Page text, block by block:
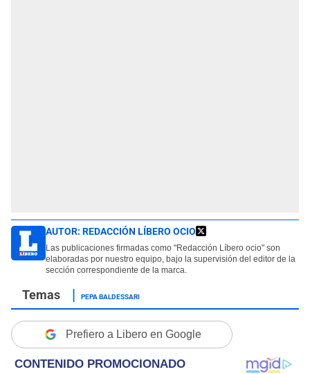
AUTOR: REDACCIÓN LÍBERO OCIO
Las publicaciones firmadas como "Redacción Líbero ocio" son
elaboradas por nuestro equipo, bajo la supervisión del editor de la
sección correspondiente de la marca.
PEPA BALDESSARI
Prefiero a Libero en Google